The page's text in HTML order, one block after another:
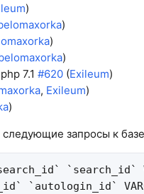
)
)
)
)
7.1 #620 (Exileum)
, Exileum)
)
запросы к
`search_id`
`autologin_id`